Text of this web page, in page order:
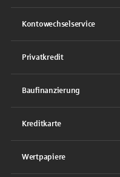
Kontowechselservice
Privatkredit
Baufinanzierung
Kreditkarte
Wertpapiere